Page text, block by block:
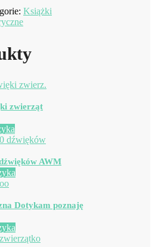
Książki
zwierząt
AWM
Dotykam poznaję